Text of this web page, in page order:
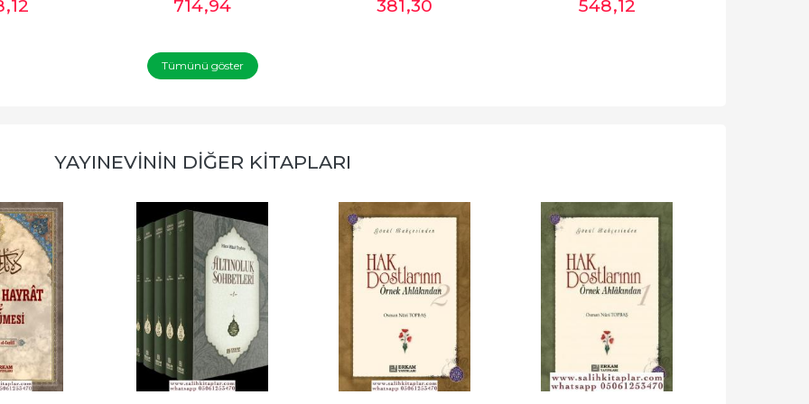
,12 714,94 381,30 548,12
Tümünü göster
YAYINEVININ DIĞER KITAPLARI